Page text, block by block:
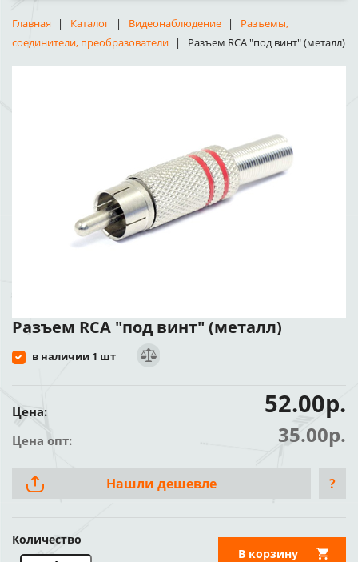
Главная Каталог Видеонаблюдение
Разъемы,
соединители, преобразователи
Разъем RCA "под винт" (металл)
Разъем RCA "под винт" (металл)
в наличии 1 шт
Цена: 52.00р.
Цена опт: 35.00р.
Нашли дешевле ?
Количество
В корзину